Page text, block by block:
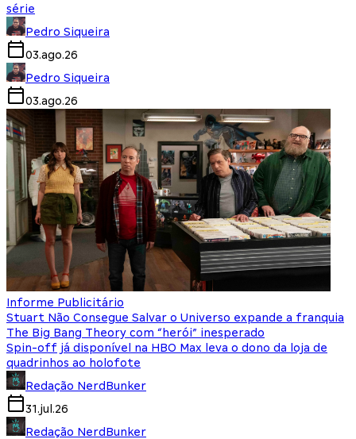
série
Pedro Siqueira
03.ago.26
Pedro Siqueira
03.ago.26
Informe Publicitário
Stuart Não Consegue Salvar o Universo expande a franquia
The Big Bang Theory com “herói” inesperado
Spin-off já disponível na HBO Max leva o dono da loja de
quadrinhos ao holofote
Redação NerdBunker
31.jul.26
Redação NerdBunker